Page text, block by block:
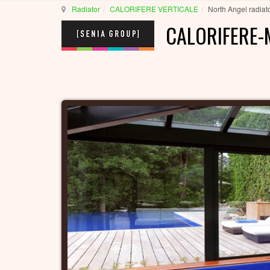
Radiator CALORIFERE VERTICALE North Angel